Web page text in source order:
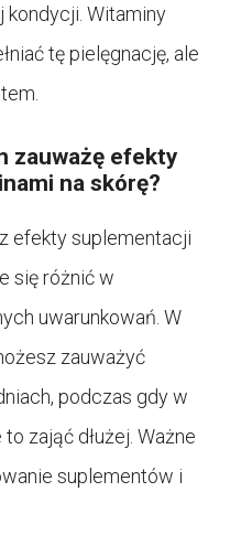
kondycji. Witaminy
tę pielęgnację, ale
zauważę efekty
na skórę?
efekty suplementacji
się różnić w
uwarunkowań. W
zauważyć
podczas gdy w
zająć dłużej. Ważne
suplementów i